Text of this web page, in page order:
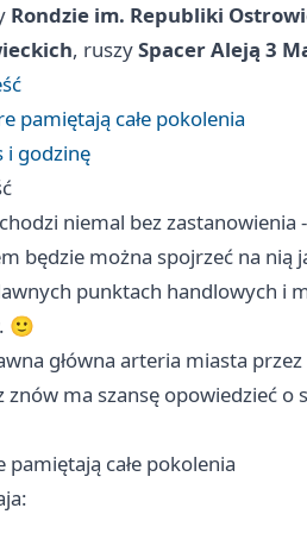
Rondzie im. Republiki
, ruszySpacer Aleją 3
pamiętają całe pokolenia
i godzinę
niemal bez zastanowienia
będzie można spojrzeć na nią
punktach handlowych i
🙂
główna arteria miasta
ma szansę opowiedzieć o
całe pokolenia